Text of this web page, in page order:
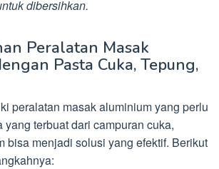
dibersihkan.
Peralatan Masak
Pasta Cuka, Tepung,
peralatan masak aluminium yang perlu
yang terbuat dari campuran cuka,
bisa menjadi solusi yang efektif. Berikut